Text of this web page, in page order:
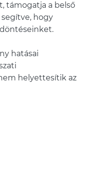
támogatja a belső
segítve, hogy
hatásai
helyettesítik az